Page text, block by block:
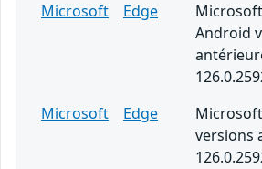
Microsoft
Edge
Android
Microsoft
Edge
versions